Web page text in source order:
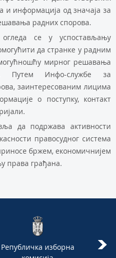
и информација од значаја за
радних спорова.
се у успостављању
да странке у радним
мирног решавања
Путем Инфо-службе за
заинтересованим лицима
о поступку, контакт
да подржава активности
правосудног система
бржем, економичнијем
права грађана.
Републичка изборна